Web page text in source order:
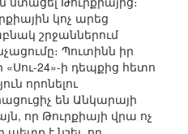
կոչ արեց
շրջաններում
Պուտինն իր
24»-ի դեպքից հետո
որոնելու
են Անկարայի
որ Թուրքիայի վրա ոչ